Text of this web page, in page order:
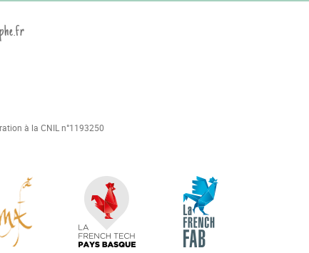
à la CNIL n°1193250